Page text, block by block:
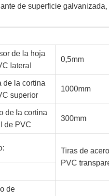
de superficie
de la hoja
lateral
0,5mm
de la cortina
superior
1000mm
de la cortina
de PVC
300mm
Tiras de
PVC
de